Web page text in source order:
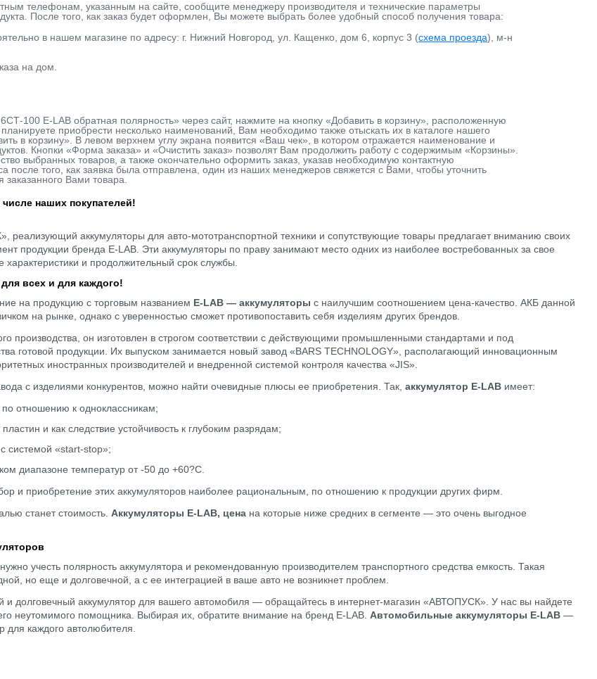
телефонам, указанным на сайте, сообщите менеджеру производителя и технические параметры
После того, как заказ будет оформлен, Вы можете выбрать более удобный способ получения товара:
в нашем магазине по адресу: г. Нижний Новгород, ул. Кащенко, дом 6, корпус 3 (схема проезда), м-н
на дом.
100 E-LAB обратная полярность» через сайт, нажмите на кнопку «Добавить в корзину», расположенную
приобрести несколько наименований, Вам необходимо также отыскать их в каталоге нашего
в корзину». В левом верхнем углу экрана появится «Ваш чек», в котором отражается наименование и
Кнопки «Форма заказа» и «Очистить заказ» позволят Вам продолжить работу с содержимым «Корзины».
выбранных товаров, а также окончательно оформить заказ, указав необходимую контактную
после того, как заявка была отправлена, один из наших менеджеров свяжется с Вами, чтобы уточнить
Вами товара.
наших покупателей!
реализующий аккумуляторы для авто-мототранспортной техники и сопутствующие товары предлагает вниманию своих
продукции бренда E-LAB. Эти аккумуляторы по праву занимают место одних из наиболее востребованных за свое
характеристики и продолжительный срок службы.
всех и для каждого!
на продукцию с торговым названием E-LAB — аккумуляторы с наилучшим соотношением цена-качество. АКБ данной
на рынке, однако с уверенностью сможет противопоставить себя изделиям других брендов.
производства, он изготовлен в строгом соответствии с действующими промышленными стандартами и под
готовой продукции. Их выпуском занимается новый завод «BARS TECHNOLOGY», располагающий инновационным
иностранных производителей и внедренной системой контроля качества «JIS».
с изделиями конкурентов, можно найти очевидные плюсы ее приобретения. Так, аккумулятор E-LABимеет:
отношению к одноклассникам;
и как следствие устойчивость к глубоким разрядам;
системой «start-stop»;
диапазоне температур от -50 до +60?C.
и приобретение этих аккумуляторов наиболее рациональным, по отношению к продукции других фирм.
станет стоимость. Аккумуляторы E-LAB, ценана которые ниже средних в сегменте — это очень выгодное
учесть полярность аккумулятора и рекомендованную производителем транспортного средства емкость. Такая
но еще и долговечной, а с ее интеграцией в ваше авто не возникнет проблем.
долговечный аккумулятор для вашего автомобиля — обращайтесь в интернет-магазин «АВТОПУСК». У нас вы найдете
неутомимого помощника. Выбирая их, обратите внимание на бренд E-LAB. Автомобильные аккумуляторы E-LAB—
каждого автолюбителя.